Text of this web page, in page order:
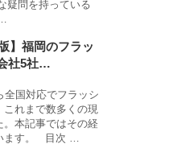
疑問を持っている
】福岡のフラッ
社5社…
全国対応でフラッシ
これまで数多くの現
本記事ではその経
ます。 目次 …